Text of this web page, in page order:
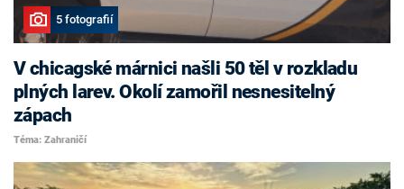
5 fotografií
V chicagské márnici našli 50 těl v rozkladu
plných larev. Okolí zamořil nesnesitelný
zápach
Téma: Zahraničí